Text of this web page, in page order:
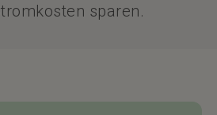
sparen.